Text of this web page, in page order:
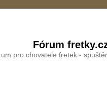
Fórum
pro chovatele fretek -